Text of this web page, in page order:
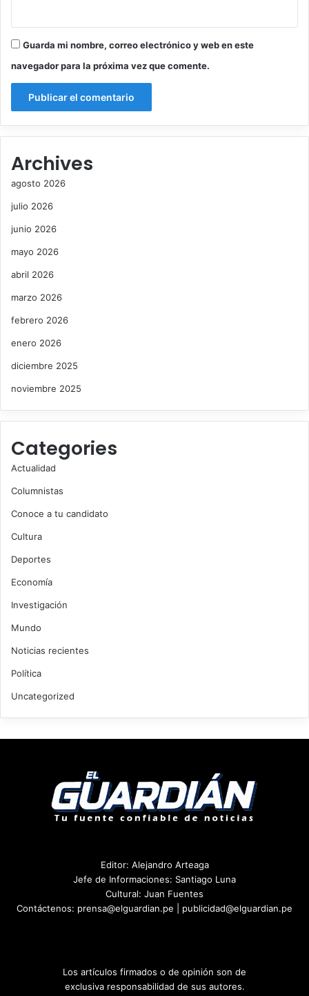
Guarda mi nombre, correo electrónico y web en este
navegador para la próxima vez que comente.
Archives
agosto 2026
julio 2026
junio 2026
mayo 2026
abril 2026
marzo 2026
febrero 2026
enero 2026
diciembre 2025
noviembre 2025
Categories
Actualidad
Columnistas
Conoce a tu candidato
Cultura
Deportes
Economía
Investigación
Mundo
Noticias recientes
Política
Uncategorized
Editor: Alejandro Arteaga
Jefe de Informaciones: Santiago Luna
Cultural: Juan Fuentes
Contáctenos: prensa@elguardian.pe | publicidad@elguardian.pe
Los artículos firmados o de opinión son de
exclusiva responsabilidad de sus autores.